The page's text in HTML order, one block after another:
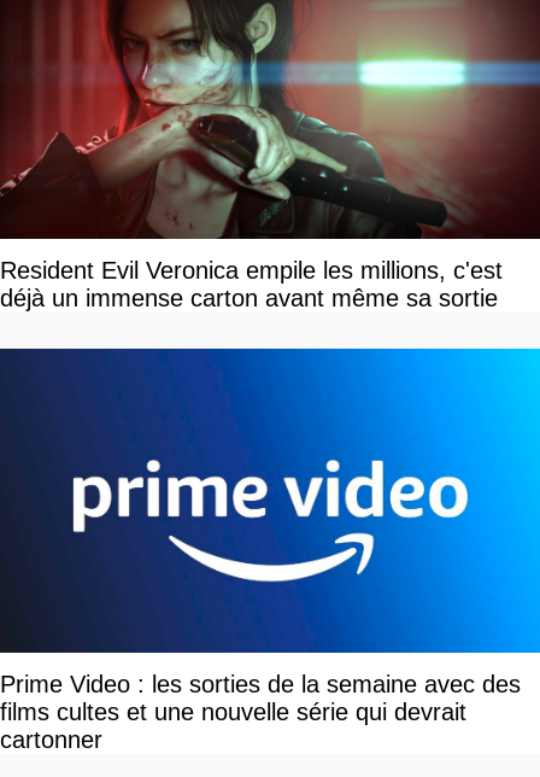
Resident Evil Veronica empile les millions, c'est
déjà un immense carton avant même sa sortie
Prime Video : les sorties de la semaine avec des
films cultes et une nouvelle série qui devrait
cartonner